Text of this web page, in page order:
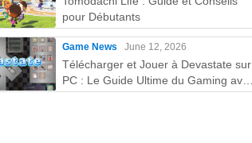
pour Débutants
Game News June 12, 2026
Télécharger et Jouer à Devastate sur
PC : Le Guide Ultime du Gaming avec
MEmu Play